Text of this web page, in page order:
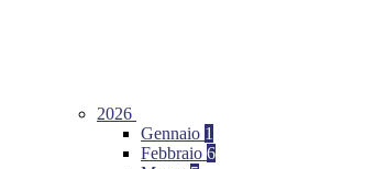
2026
Gennaio 1
Febbraio 6